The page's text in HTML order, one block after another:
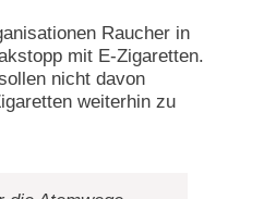
Raucher in
mit E-Zigaretten.
nicht davon
weiterhin zu